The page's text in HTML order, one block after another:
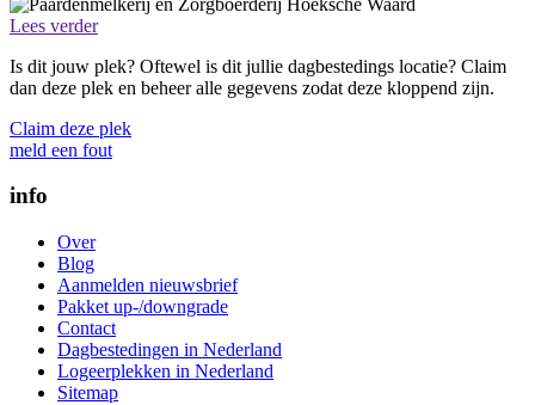
Lees verder
Is dit jouw plek? Oftewel is dit jullie dagbestedings locatie? Claim
dan deze plek en beheer alle gegevens zodat deze kloppend zijn.
Claim deze plek
meld een fout
info
Over
Blog
Aanmelden nieuwsbrief
Pakket up-/downgrade
Contact
Dagbestedingen in Nederland
Logeerplekken in Nederland
Sitemap